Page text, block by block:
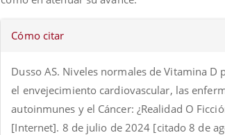
Detalles
del
artículo
Cómo citar
Dusso AS. Niveles normales de Vitamina D
el envejecimiento cardiovascular, las
autoinmunes y el Cáncer: ¿Realidad O
[Internet]. 8 de julio de 2024 [citado 8 de